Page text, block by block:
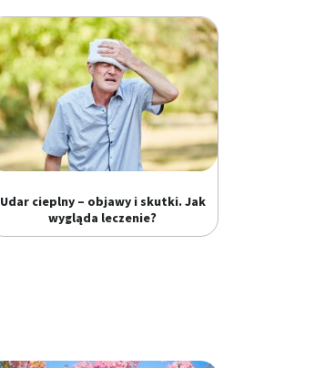
Udar cieplny – objawy i skutki. Jak
wygląda leczenie?